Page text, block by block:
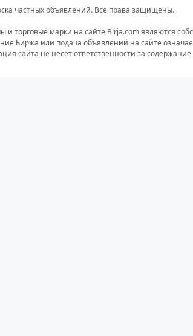
частных объявлений. Все права защищены.
и торговые марки на сайте Birja.com являются
Биржа или подача объявлений на сайте
сайта не несет ответственности за